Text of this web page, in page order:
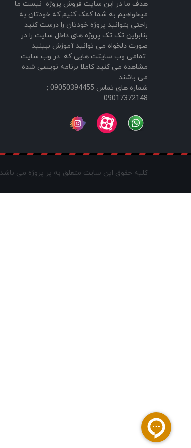
هدف ما در این سایت فروش پروژه نیست ما
میخواهیم به شما کمک کنیم که خودتان به
راحتی بتوانید پروژه خودتان را درست کنید
بنابراین تک تک پروژه های داخل سایت را در
صورت دلخواه می توانید آموزش ببینید
تمامی وب سایتت هایی که در وب سایت
مشاهده می کنید کاملا برنامه نویسی شده
می باشند
شماره های تماس 09050394455 ;
09017372148
کلیه حقوق این سایت متعلق به پر پروژه می باشد